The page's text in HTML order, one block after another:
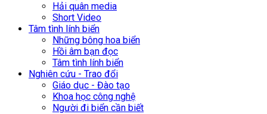
Hải quân media
Short Video
Tâm tình lính biển
Những bông hoa biển
Hồi âm bạn đọc
Tâm tình lính biển
Nghiên cứu - Trao đổi
Giáo dục - Đào tạo
Khoa học công nghệ
Người đi biển cần biết